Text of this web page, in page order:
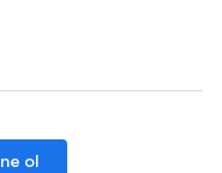
ol